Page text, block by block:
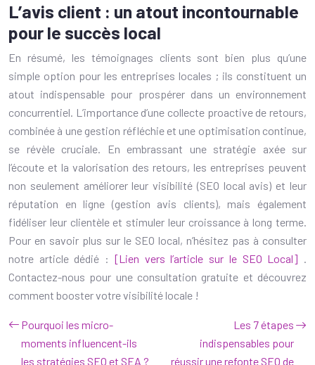
L’avis client : un atout incontournable
pour le succès local
En résumé, les témoignages clients sont bien plus qu’une
simple option pour les entreprises locales ; ils constituent un
atout indispensable pour prospérer dans un environnement
concurrentiel. L’importance d’une collecte proactive de retours,
combinée à une gestion réfléchie et une optimisation continue,
se révèle cruciale. En embrassant une stratégie axée sur
l’écoute et la valorisation des retours, les entreprises peuvent
non seulement améliorer leur visibilité (SEO local avis) et leur
réputation en ligne (gestion avis clients), mais également
fidéliser leur clientèle et stimuler leur croissance à long terme.
Pour en savoir plus sur le SEO local, n’hésitez pas à consulter
notre article dédié : [Lien vers l’article sur le SEO Local] .
Contactez-nous pour une consultation gratuite et découvrez
comment booster votre visibilité locale !
Pourquoi les micro-
moments influencent-ils
les stratégies SEO et SEA ?
Les 7 étapes
indispensables pour
réussir une refonte SEO de